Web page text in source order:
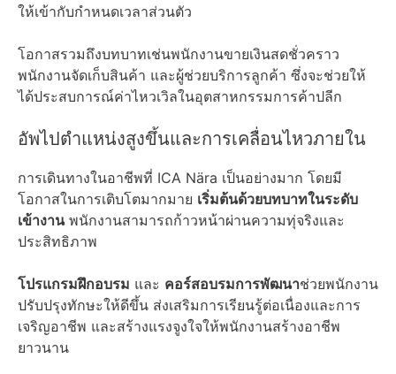
ให้เข้ากับกำหนดเวลาส่วนตัว
โอกาสรวมถึงบทบาทเช่นพนักงานขายเงินสดชั่วคราว
พนักงานจัดเก็บสินค้า และผู้ช่วยบริการลูกค้า ซึ่งจะช่วยให้
ได้ประสบการณ์ค่าไหวเวิลในอุตสาหกรรมการค้าปลีก
อัพไปตำแหน่งสูงขึ้นและการเคลื่อนไหวภายใน
การเดินทางในอาชีพที่ ICA Nära เป็นอย่างมาก โดยมี
โอกาสในการเติบโตมากมาย เริ่มต้นด้วยบทบาทในระดับ
เข้างานพนักงานสามารถก้าวหน้าผ่านความทุ่จริงและ
ประสิทธิภาพ
โปรแกรมฝึกอบรม และ คอร์สอบรมการพัฒนาช่วยพนักงาน
ปรับปรุงทักษะให้ดีขึ้น ส่งเสริมการเรียนรู้ต่อเนื่องและการ
เจริญอาชีพ และสร้างแรงจูงใจให้พนักงานสร้างอาชีพ
ยาวนาน